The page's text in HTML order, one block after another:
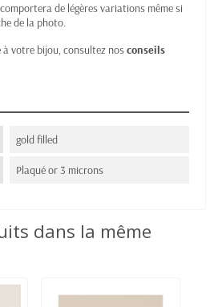
de légères variations même si
de la photo.
à votre bijou, consultez nosconseils
gold filled
Plaqué or 3 microns
dans la même